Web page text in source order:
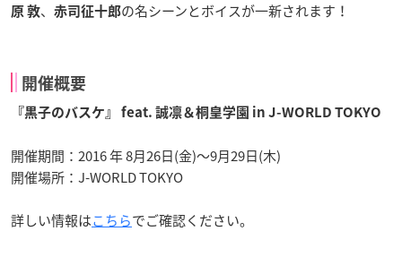
原 敦、 赤司征十郎の名シーンとボイスが一新されます！
開催概要
『黒子のバスケ』 feat. 誠凛＆桐皇学園 in J-WORLD TOKYO
開催期間：2016 年 8月26日(金)〜9月29日(木)
開催場所：J-WORLD TOKYO
詳しい情報はこちらでご確認ください。